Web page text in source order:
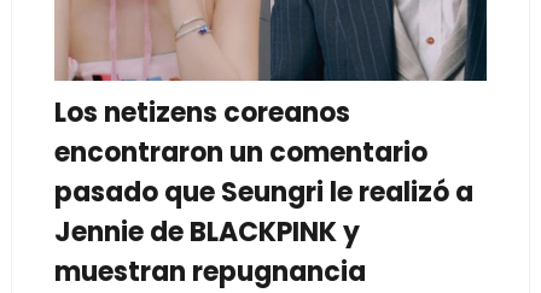
Los netizens coreanos
encontraron un comentario
pasado que Seungri le realizó a
Jennie de BLACKPINK y
muestran repugnancia